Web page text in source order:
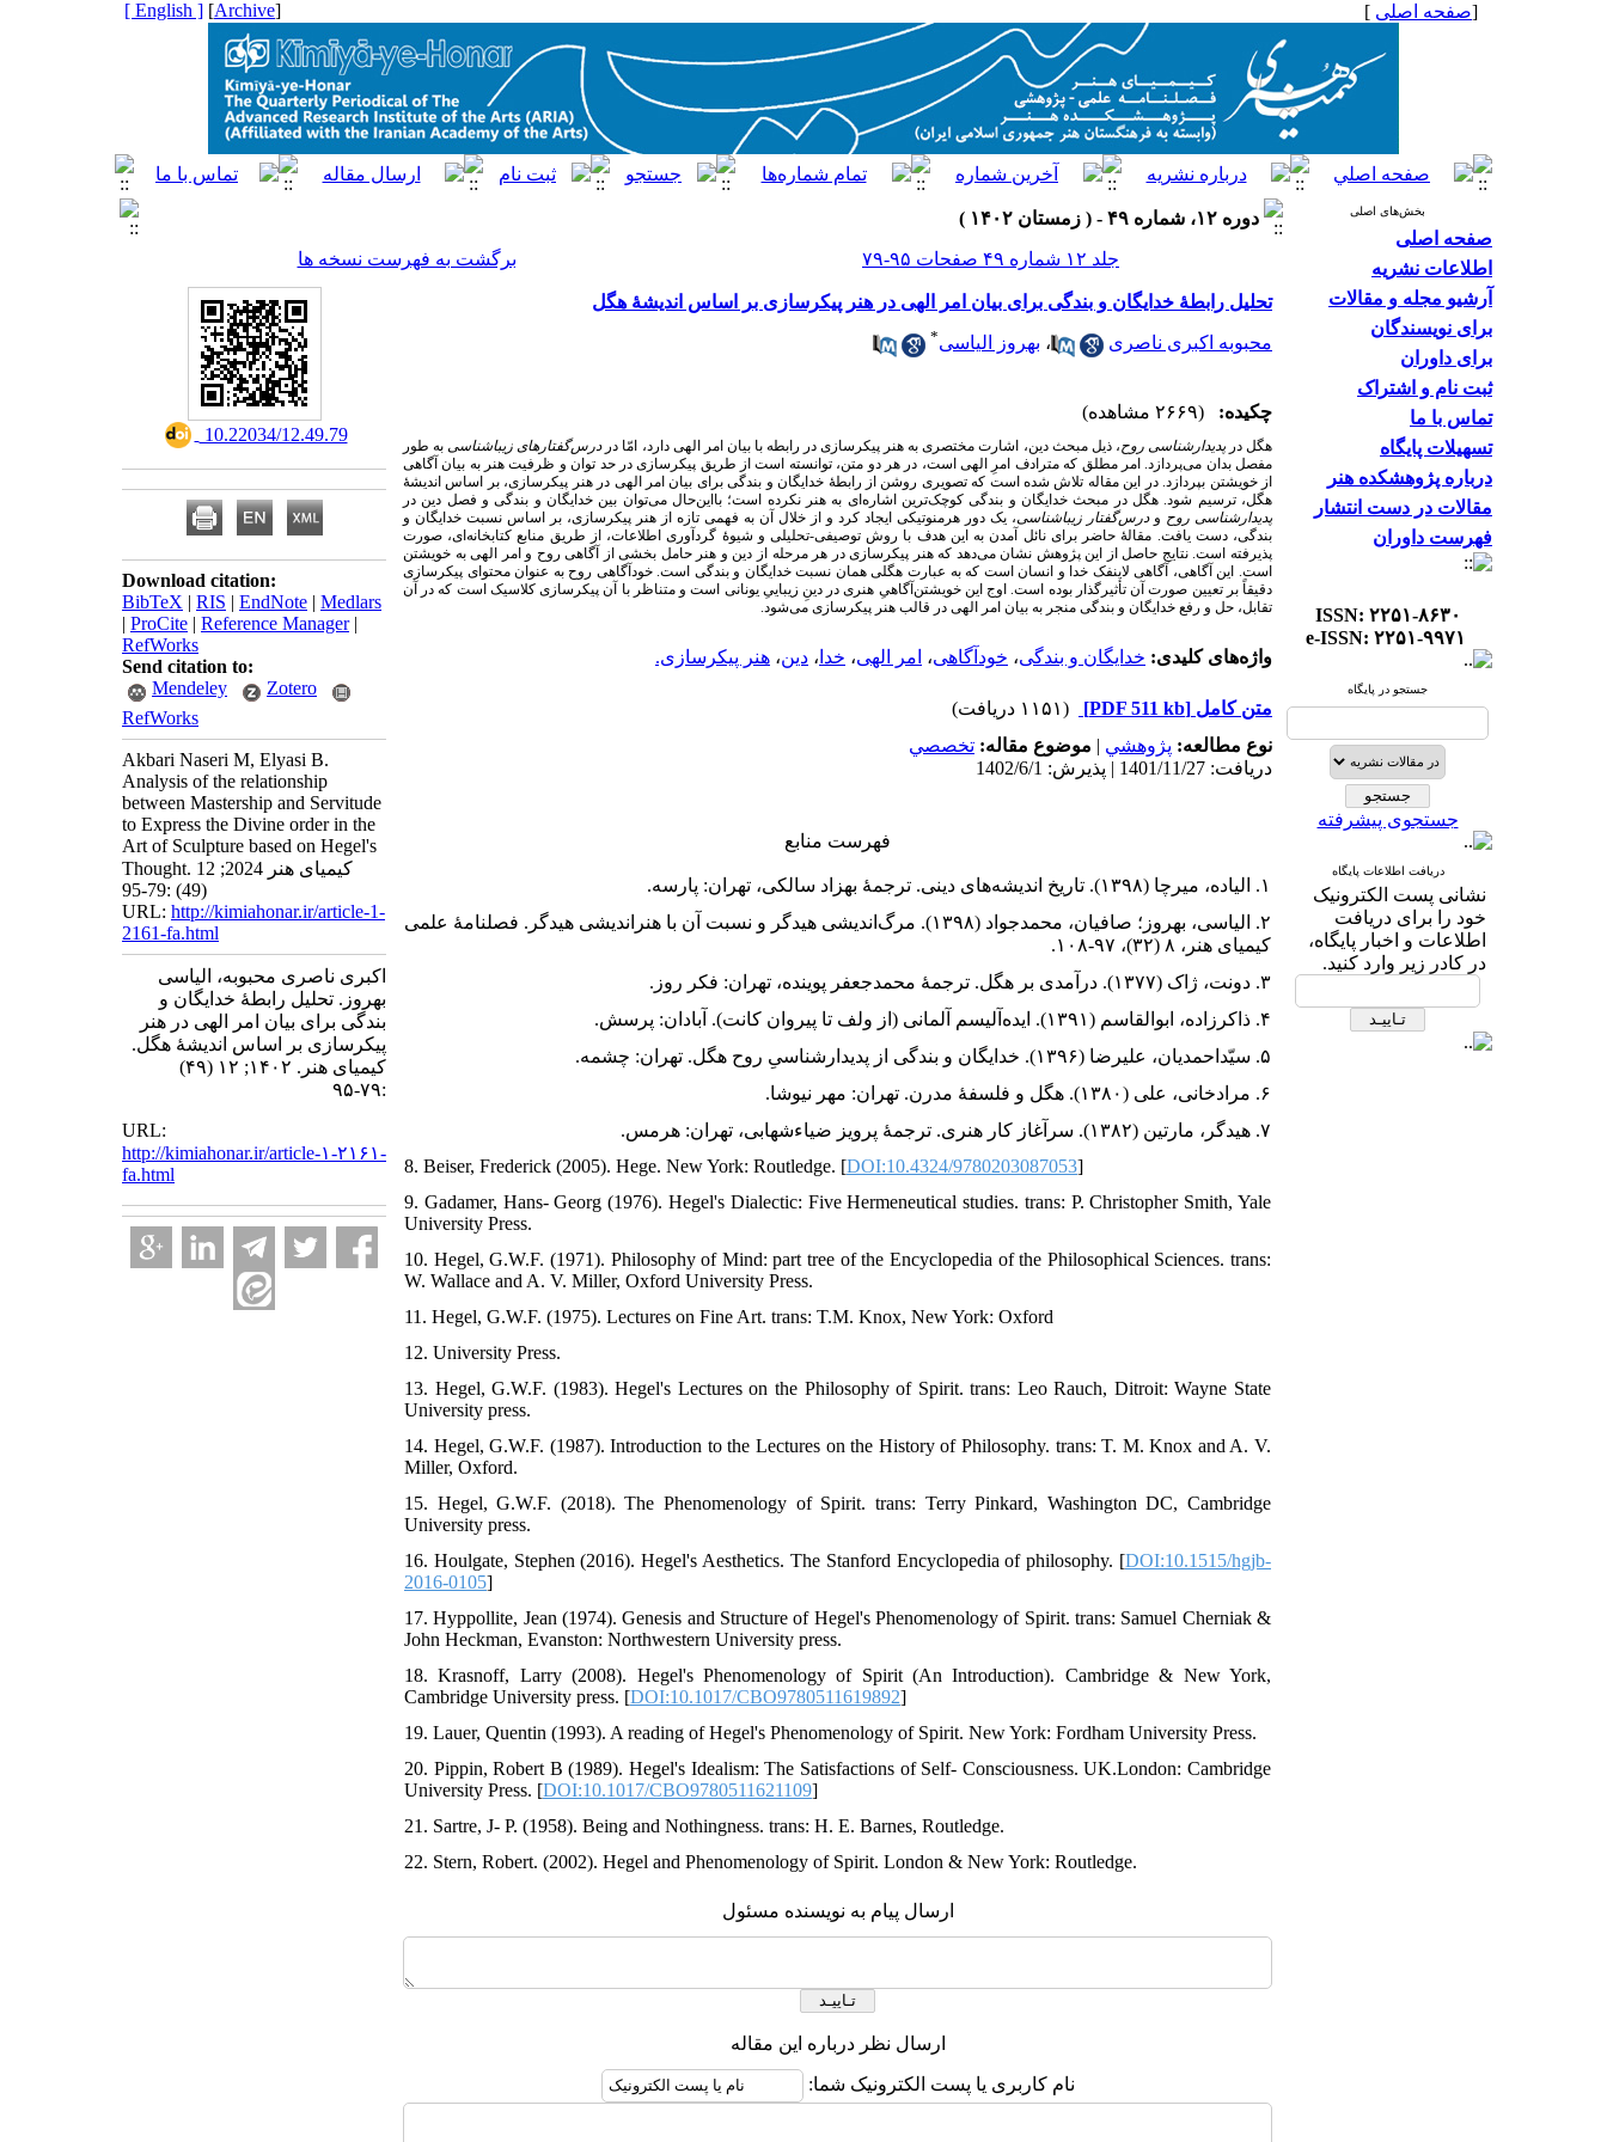
[صفحه اصلی ]
[
Archive
]
[ English ]
بخش‌های اصلی
صفحه اصلی
اطلاعات نشریه
آرشیو مجله و مقالات
برای نویسندگان
برای داوران
ثبت نام و اشتراک
تماس با ما
تسهیلات پایگاه
درباره پژوهشکده هنر
مقالات در دست انتشار
فهرست داوران
ISSN: ۲۲۵۱-۸۶۳۰
e-ISSN: ۲۲۵۱-۹۹۷۱
جستجو در پایگاه
جستجوی پیشرفته
دریافت اطلاعات پایگاه
نشانی پست الکترونیک
خود را برای دریافت
اطلاعات و اخبار پایگاه،
در کادر زیر وارد کنید.
دوره ۱۲، شماره ۴۹ - ( زمستان ۱۴۰۲ )
جلد ۱۲ شماره ۴۹ صفحات ۹۵-۷۹
برگشت به فهرست نسخه ها
تحلیل رابطۀ خدایگان و بندگی برای بیان امر الهی در هنر پیکرسازی بر اساس اندیشۀ هگل
محبوبه اکبری ناصری ، بهروز الیاسی*
چکیده: (۲۶۶۹ مشاهده)
هگل درپدیدارشناسی روح، ذیل مبحث دین، اشارت مختصری به هنر پیکرسازی در رابطه با بیان امر الهی دارد، امّا دردرس‌گفتارهای زیباشناسی به طور
مفصل بدان می‌پردازد. امر مطلق که مترادف امرِ الهی است، در هر دو متن، توانسته است از طریق پیکرسازی در حد توان و ظرفیت هنر به بیان آگاهی
از خویشتن بپردازد. در این مقاله تلاش شده است که تصویری روشن از رابطۀ خدایگان و بندگی برای بیان امر الهی در هنر پیکرسازی، بر اساس اندیشۀ
هگل، ترسیم شود. هگل در مبحث خدایگان و بندگی کوچک‌ترین اشاره‌ای به هنر نکرده است؛ بااین‌حال می‌توان بین خدایگان و بندگی و فصل دین در
پدیدارشناسی روح ودرس‌گفتار زیباشناسی، یک دور هرمنوتیکی ایجاد کرد و از خلال آن به فهمی تازه از هنر پیکرسازی، بر اساس نسبت خدایگان و
بندگی، دست یافت. مقالۀ حاضر برای نائل آمدن به این هدف با روش توصیفی-تحلیلی و شیوۀ گردآوری اطلاعات، از طریق منابع کتابخانه‌ای، صورت
پذیرفته است. نتایج حاصل از این پژوهش نشان می‌دهد که هنر پیکرسازی در هر مرحله از دین و هنر حامل بخشی از آگاهی روح و امر الهی به خویشتن
است. این آگاهی، آگاهی لاینفک خدا و انسان است که به عبارت هگلی همان نسبت خدایگان و بندگی است. خودآگاهی روح به عنوان محتوای پیکرسازی
دقیقاً بر تعیین صورت آن تأثیرگذار بوده است. اوج این خویشتن‌آگاهیِ هنری در دینِ زیباییِ یونانی است و متناظر با آن پیکرسازی کلاسیک است که در آن
تقابل، حل و رفع خدایگان و بندگی منجر به بیان امر الهی در قالب هنر پیکرسازی می‌شود.
واژه‌های کلیدی: خدایگان و بندگی، خودآگاهی، امر الهی، خدا ، دین، هنر پیکرسازی.
متن کامل [PDF 511 kb]
(۱۱۵۱ دریافت)
نوع مطالعه: پژوهشي | موضوع مقاله: تخصصي
دریافت: 1401/11/27 | پذیرش: 1402/6/1
فهرست منابع
۱. الیاده، میرچا (۱۳۹۸). تاریخ اندیشه‌‌‌های دینی. ترجمۀ بهزاد سالکی، تهران: پارسه.
۲. الیاسی، بهروز؛ صافیان، محمدجواد (۱۳۹۸). مرگ‌اندیشی هیدگر و نسبت آن با هنراندیشی هیدگر. فصلنامۀ علمی
کیمیای هنر، ۸ (۳۲)، ۹۷-۱۰۸.
۳. دونت، ژاک (۱۳۷۷). درآمدی بر هگل. ترجمۀ محمدجعفر پوینده، تهران: فکر روز.
۴. ذاکرزاده، ابوالقاسم (۱۳۹۱). ایده‌آلیسم آلمانی (از ولف تا پیروان کانت). آبادان: پرسش.
۵. سیّداحمدیان، علیرضا (۱۳۹۶). خدایگان و بندگی از پدیدارشناسیِ روح هگل. تهران: چشمه.
۶. مرادخانی، علی (۱۳۸۰). هگل و فلسفۀ مدرن. تهران: مهر نیوشا.
۷. هیدگر، مارتین (۱۳۸۲). سرآغاز کار هنری. ترجمۀ پرویز ضیاءشهابی، تهران: هرمس.
8. Beiser, Frederick (2005). Hege. New York: Routledge. [DOI:10.4324/9780203087053]
9. Gadamer, Hans- Georg (1976). Hegel's Dialectic: Five Hermeneutical studies. trans: P. Christopher Smith, Yale
University Press.
10. Hegel, G.W.F. (1971). Philosophy of Mind: part tree of the Encyclopedia of the Philosophical Sciences. trans:
W. Wallace and A. V. Miller, Oxford University Press.
11. Hegel, G.W.F. (1975). Lectures on Fine Art. trans: T.M. Knox, New York: Oxford
12. University Press.
13. Hegel, G.W.F. (1983). Hegel's Lectures on the Philosophy of Spirit. trans: Leo Rauch, Ditroit: Wayne State
University press.
14. Hegel, G.W.F. (1987). Introduction to the Lectures on the History of Philosophy. trans: T. M. Knox and A. V.
Miller, Oxford.
15. Hegel, G.W.F. (2018). The Phenomenology of Spirit. trans: Terry Pinkard, Washington DC, Cambridge
University press.
16. Houlgate, Stephen (2016). Hegel's Aesthetics. The Stanford Encyclopedia of philosophy. [DOI:10.1515/hgjb-
2016-0105]
17. Hyppollite, Jean (1974). Genesis and Structure of Hegel's Phenomenology of Spirit. trans: Samuel Cherniak &
John Heckman, Evanston: Northwestern University press.
18. Krasnoff, Larry (2008). Hegel's Phenomenology of Spirit (An Introduction). Cambridge & New York,
Cambridge University press. [DOI:10.1017/CBO9780511619892]
19. Lauer, Quentin (1993). A reading of Hegel's Phenomenology of Spirit. New York: Fordham University Press.
20. Pippin, Robert B (1989). Hegel's Idealism: The Satisfactions of Self- Consciousness. UK.London: Cambridge
University Press. [DOI:10.1017/CBO9780511621109]
21. Sartre, J- P. (1958). Being and Nothingness. trans: H. E. Barnes, Routledge.
22. Stern, Robert. (2002). Hegel and Phenomenology of Spirit. London & New York: Routledge.
ارسال پیام به نویسنده مسئول
ارسال نظر درباره این مقاله
نام کاربری یا پست الکترونیک شما:
‎ 10.22034/12.49.79
Download citation:
BibTeX | RIS | EndNote | Medlars
| ProCite | Reference Manager|
RefWorks
Send citation to:
Mendeley
Zotero
RefWorks
Akbari Naseri M, Elyasi B.
Analysis of the relationship
between Mastership and Servitude
to Express the Divine order in the
Art of Sculpture based on Hegel's
Thought. کیمیای هنر 2024; 12
(49) :79-95
URL: http://kimiahonar.ir/article-1-
2161-fa.html
اکبری ناصری محبوبه، الیاسی
بهروز. تحلیل رابطۀ خدایگان و
بندگی برای بیان امر الهی در هنر
پیکرسازی بر اساس اندیشۀ هگل.
کیمیای هنر. ۱۴۰۲; ۱۲ (۴۹)
:۷۹-۹۵
URL:
http://kimiahonar.ir/article-۱-۲۱۶۱-
fa.html